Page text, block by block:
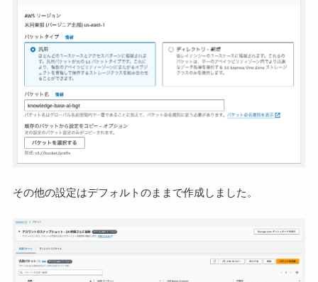
その他の設定はデフォルトのままで作成しました。